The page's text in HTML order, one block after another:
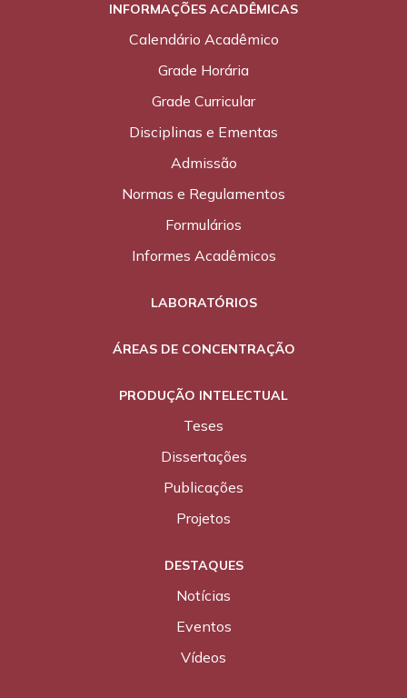
INFORMAÇÕES ACADÊMICAS
Calendário Acadêmico
Grade Horária
Grade Curricular
Disciplinas e Ementas
Admissão
Normas e Regulamentos
Formulários
Informes Acadêmicos
LABORATÓRIOS
ÁREAS DE CONCENTRAÇÃO
PRODUÇÃO INTELECTUAL
Teses
Dissertações
Publicações
Projetos
DESTAQUES
Notícias
Eventos
Vídeos